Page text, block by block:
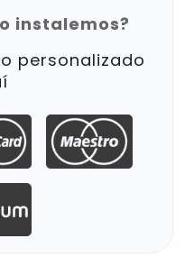
instalemos?
personalizado